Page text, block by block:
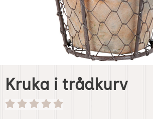
Kruka i trådkurv